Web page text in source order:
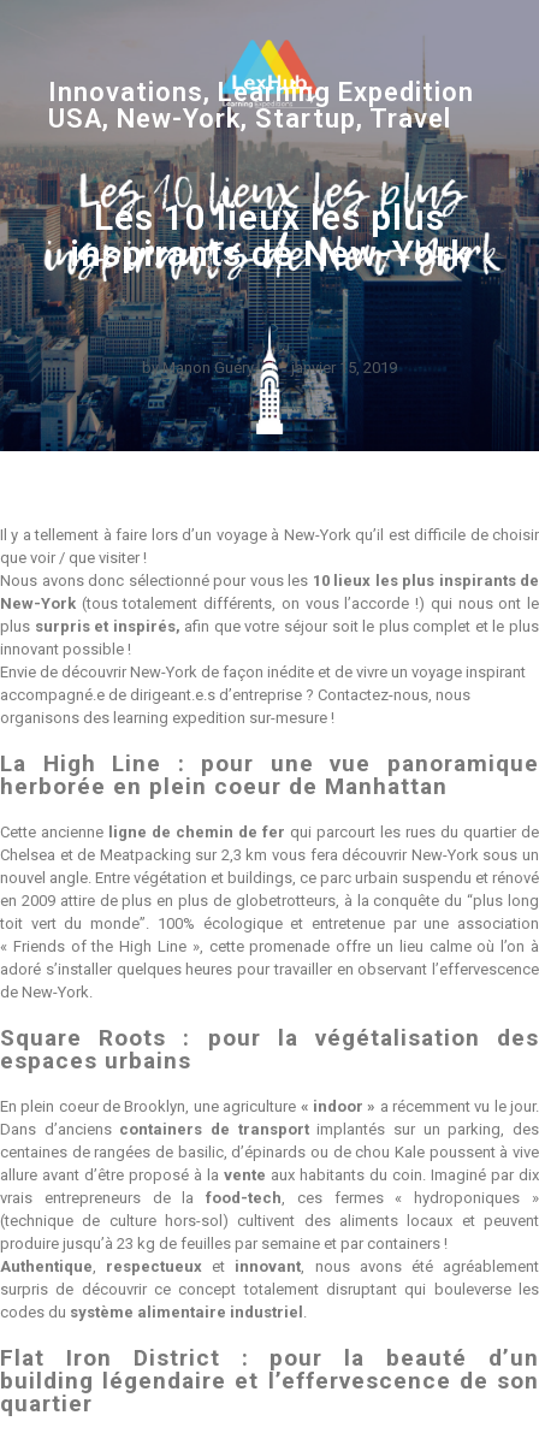
Innovations, Learning Expedition
USA, New-York,Startup, Travel
Les 10 lieux les plus
inspirants de New-York
byManon Guéry janvier 15, 2019
Il y a tellement à faire lors d’un voyage à New-York qu’il est difficile de choisir
que voir / que visiter !
Nous avons donc sélectionné pour vous les 10 lieux les plus inspirants de
New-York (tous totalement différents, on vous l’accorde !) qui nous ont le
plus surpris et inspirés, afin que votre séjour soit le plus complet et le plus
innovant possible !
Envie de découvrir New-York de façon inédite et de vivre un voyage inspirant
accompagné.e de dirigeant.e.s d’entreprise ? Contactez-nous, nous
organisons des learning expedition sur-mesure !
La High Line : pour une vue panoramique
herborée en plein coeur de Manhattan
Cette ancienne ligne de chemin de fer qui parcourt les rues du quartier de
Chelsea et de Meatpacking sur 2,3 km vous fera découvrir New-York sous un
nouvel angle. Entre végétation et buildings, ce parc urbain suspendu et rénové
en 2009 attire de plus en plus de globetrotteurs, à la conquête du “plus long
toit vert du monde”. 100% écologique et entretenue par une association
« Friends of the High Line », cette promenade offre un lieu calme où l’on à
adoré s’installer quelques heures pour travailler en observant l’effervescence
de New-York.
Square Roots : pour la végétalisation des
espaces urbains
En plein coeur de Brooklyn, une agriculture « indoor » a récemment vu le jour.
Dans d’anciens containers de transportimplantés sur un parking, des
centaines de rangées de basilic, d’épinards ou de chou Kale poussent à vive
allure avant d’être proposé à la vente aux habitants du coin. Imaginé par dix
vrais entrepreneurs de lafood-tech, ces fermes « hydroponiques »
(technique de culture hors-sol) cultivent des aliments locaux et peuvent
produire jusqu’à 23 kg de feuilles par semaine et par containers !
Authentique, respectueux et innovant, nous avons été agréablement
surpris de découvrir ce concept totalement disruptant qui bouleverse les
codes du système alimentaire industriel .
Flat Iron District : pour la beauté d’un
building légendaire et l’effervescence de son
quartier